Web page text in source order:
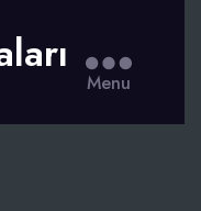
Menu